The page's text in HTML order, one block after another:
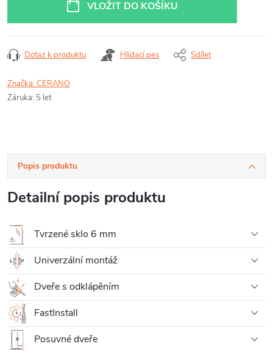
VLOŽIT DO KOŠÍKU
Dotaz k produktu Hlídací pes Sdílet
Značka:CERANO
Záruka: 5 let
Popis produktu
Detailní popis produktu
Tvrzené sklo 6 mm
Univerzální montáž
Dveře s odklápěním
FastInstall
Posuvné dveře